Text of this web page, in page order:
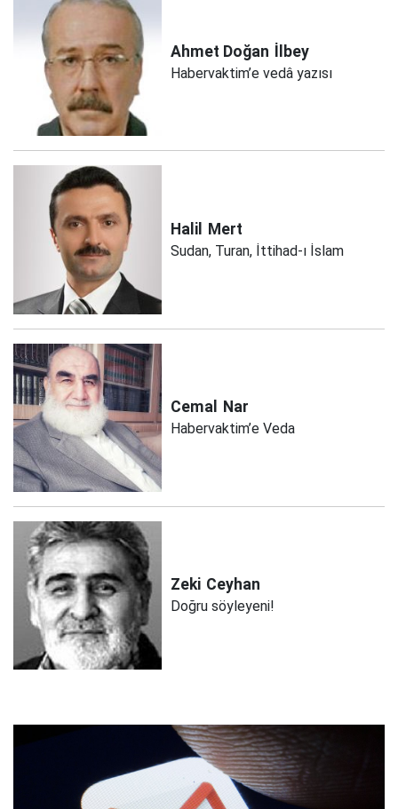
Ahmet Doğan İlbey
Habervaktim’e vedâ yazısı
Halil Mert
Sudan, Turan, İttihad-ı İslam
Cemal Nar
Habervaktim’e Veda
Zeki Ceyhan
Doğru söyleyeni!